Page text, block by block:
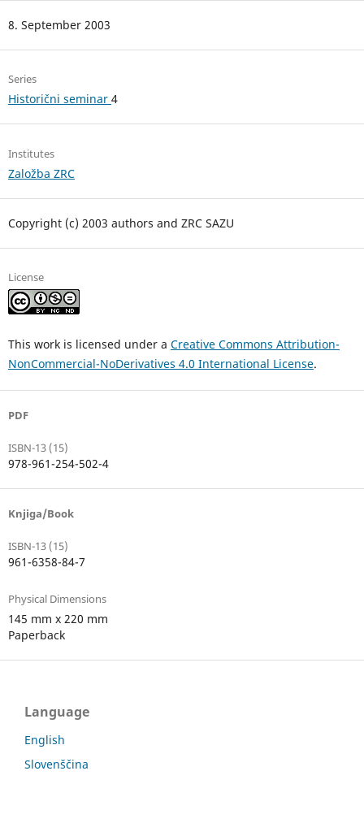
8. September 2003
Series
Historični seminar 4
Institutes
Založba ZRC
Copyright (c) 2003 authors and ZRC SAZU
License
This work is licensed under a Creative Commons Attribution-
NonCommercial-NoDerivatives 4.0 International License.
PDF
ISBN-13 (15)
978-961-254-502-4
Knjiga/Book
ISBN-13 (15)
961-6358-84-7
Physical Dimensions
145 mm x 220 mm
Paperback
Language
English
Slovenščina